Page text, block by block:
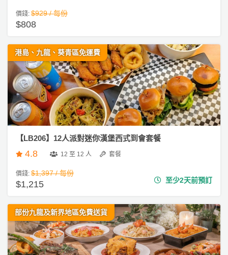
價錢: $929 / 每份
$808
港島、九龍、葵青區免運費
【LB206】12人派對迷你漢堡西式到會套餐
4.8 12 至 12 人 套餐
價錢: $1,397 / 每份
$1,215 至少2天前預訂
部份九龍及新界地區免費送貨